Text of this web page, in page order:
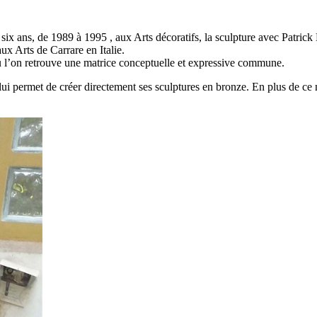
ans, de 1989 à 1995 , aux Arts décoratifs, la sculpture avec
Arts de Carrare en Italie.
retrouve une matrice conceptuelle et expressive commune.
permet de créer directement ses sculptures en bronze. En plus de